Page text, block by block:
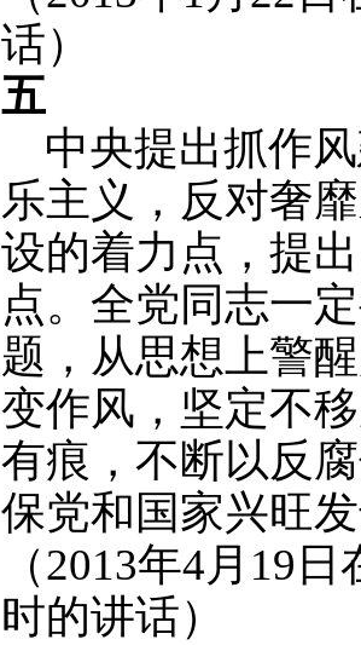
话）
五
中央提出抓作
乐主义，反对奢
设的着力点，提
点。全党同志一
题，从思想上警
变作风，坚定不
有痕，不断以反
保党和国家兴旺
（2013年4月19
时的讲话）